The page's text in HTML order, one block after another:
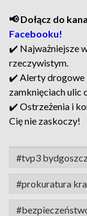
📢 Dołącz do
Facebooku!
✔️ Najważniejsze
rzeczywistym.
✔️ Alerty drogowe
zamknięciach ulic
✔️ Ostrzeżenia i
Cię nie zaskoczy!
#tvp3
#prokuratura